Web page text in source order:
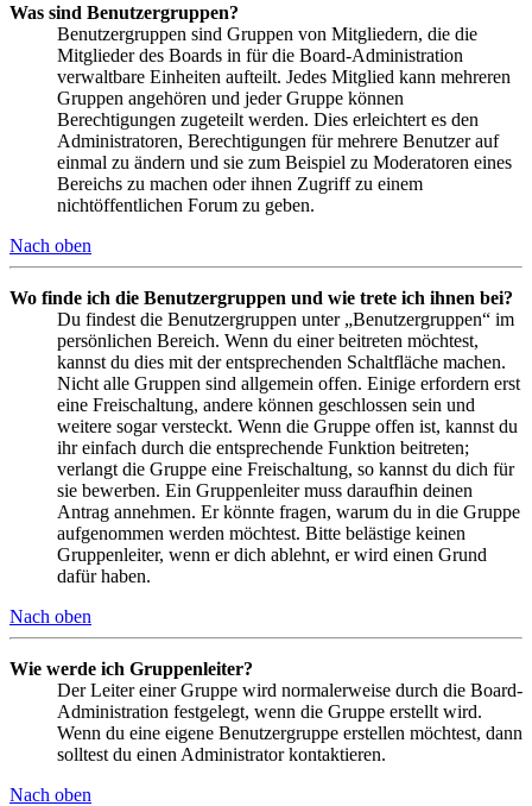
Was sind Benutzergruppen?
Benutzergruppen sind Gruppen von Mitgliedern, die die
Mitglieder des Boards in für die Board-Administration
verwaltbare Einheiten aufteilt. Jedes Mitglied kann mehreren
Gruppen angehören und jeder Gruppe können
Berechtigungen zugeteilt werden. Dies erleichtert es den
Administratoren, Berechtigungen für mehrere Benutzer auf
einmal zu ändern und sie zum Beispiel zu Moderatoren eines
Bereichs zu machen oder ihnen Zugriff zu einem
nichtöffentlichen Forum zu geben.
Nach oben
Wo finde ich die Benutzergruppen und wie trete ich ihnen bei?
Du findest die Benutzergruppen unter „Benutzergruppen“ im
persönlichen Bereich. Wenn du einer beitreten möchtest,
kannst du dies mit der entsprechenden Schaltfläche machen.
Nicht alle Gruppen sind allgemein offen. Einige erfordern erst
eine Freischaltung, andere können geschlossen sein und
weitere sogar versteckt. Wenn die Gruppe offen ist, kannst du
ihr einfach durch die entsprechende Funktion beitreten;
verlangt die Gruppe eine Freischaltung, so kannst du dich für
sie bewerben. Ein Gruppenleiter muss daraufhin deinen
Antrag annehmen. Er könnte fragen, warum du in die Gruppe
aufgenommen werden möchtest. Bitte belästige keinen
Gruppenleiter, wenn er dich ablehnt, er wird einen Grund
dafür haben.
Nach oben
Wie werde ich Gruppenleiter?
Der Leiter einer Gruppe wird normalerweise durch die Board-
Administration festgelegt, wenn die Gruppe erstellt wird.
Wenn du eine eigene Benutzergruppe erstellen möchtest, dann
solltest du einen Administrator kontaktieren.
Nach oben